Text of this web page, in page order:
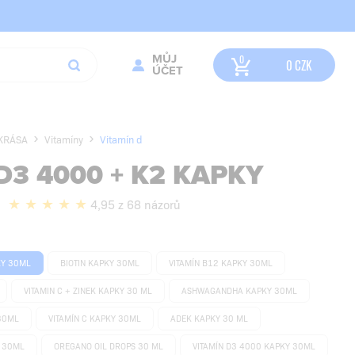
MŮJ
ÚČET
0 CZK
Vitamíny Vitamín d
4000 + K2 KAPKY
4,95 z 68 názorů
30ML BIOTIN KAPKY 30ML VITAMÍN B12 KAPKY 30ML
VITAMIN C + ZINEK KAPKY 30 ML ASHWAGANDHA KAPKY 30ML
VITAMÍN C KAPKY 30ML ADEK KAPKY 30 ML
30ML OREGANO OIL DROPS 30 ML VITAMÍN D3 4000 KAPKY 30ML